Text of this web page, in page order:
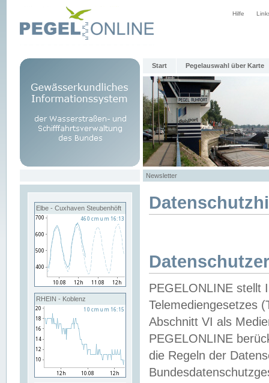
Hilfe
Start Pegelauswahl über Karte
Newsletter
Elbe - Cuxhaven Steubenhöft
RHEIN - Koblenz
PEGELONLINE stellt
Telemediengesetzes
Abschnitt VI als
PEGELONLINE
die Regeln der